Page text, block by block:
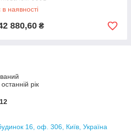
стоків та ін. Можлива
версії ATEX для
установки.
насосів
dB
- 20 m
- 40 °C
6 до 10 pH
наявності
880,60 ₴
рік
16, оф. 306, Київ, Україна